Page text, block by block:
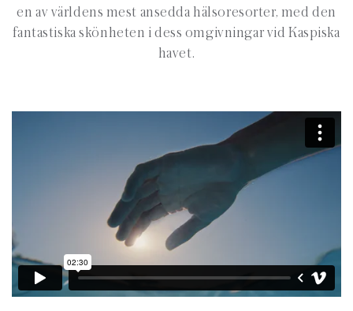
en av världens mest ansedda hälsoresorter, med den
fantastiska skönheten i dess omgivningar vid Kaspiska
havet.